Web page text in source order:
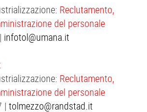
Reclutamento,
del personale
infotol@umana.it
Reclutamento,
del personale
|tolmezzo@randstad.it